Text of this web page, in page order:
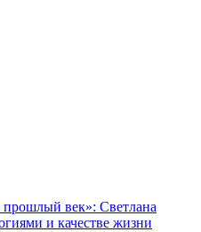
век»: Светлана
и качестве жизни